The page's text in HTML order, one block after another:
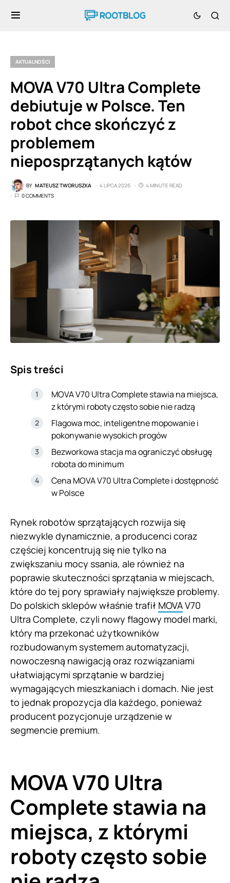
AKTUALNOŚCI
MOVA V70 Ultra Complete
debiutuje w Polsce. Ten
robot chce skończyć z
problemem
nieposprzątanych kątów
BY MATEUSZ TWORUSZKA 4 LIPCA 2026
4 MINUTE READ
0 COMMENTS
Spis treści
MOVA V70 Ultra Complete stawia na miejsca,
z którymi roboty często sobie nie radzą
Flagowa moc, inteligentne mopowanie i
pokonywanie wysokich progów
Bezworkowa stacja ma ograniczyć obsługę
robota do minimum
Cena MOVA V70 Ultra Complete i dostępność
w Polsce
Rynek robotów sprzątających rozwija się
niezwykle dynamicznie, a producenci coraz
częściej koncentrują się nie tylko na
zwiększaniu mocy ssania, ale również na
poprawie skuteczności sprzątania w miejscach,
które do tej pory sprawiały największe problemy.
Do polskich sklepów właśnie trafił MOVAV70
Ultra Complete, czyli nowy flagowy model marki,
który ma przekonać użytkowników
rozbudowanym systemem automatyzacji,
nowoczesną nawigacją oraz rozwiązaniami
ułatwiającymi sprzątanie w bardziej
wymagających mieszkaniach i domach. Nie jest
to jednak propozycja dla każdego, ponieważ
producent pozycjonuje urządzenie w
segmencie premium.
MOVA V70 Ultra
Complete stawia na
miejsca, z którymi
roboty często sobie